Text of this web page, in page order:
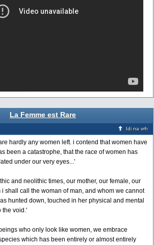
La Femme est Rare
Idi na vrh
hardly any women left. i contend that women have
been a catastrophe, that the race of women has
under our very eyes...'
and neolithic times, our mother, our female, our
shall call the woman of man, and whom we cannot
hunted down, touched in her physical and mental
the void.'
who only look like women, we embrace
which has been entirely or almost entirely